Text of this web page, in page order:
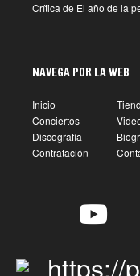
Crítica de El año de la
NAVEGA POR LA WEB
Inicio
Conciertos
Discografía
Contratación